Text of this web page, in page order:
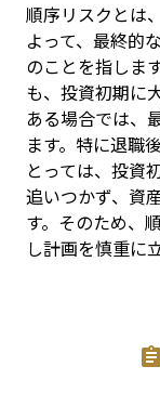
順序リスクとは
よって、最終的
のことを指しま
も、投資初期に
ある場合では、
ます。特に退職
とっては、投資
追いつかず、資
す。そのため、
し計画を慎重に